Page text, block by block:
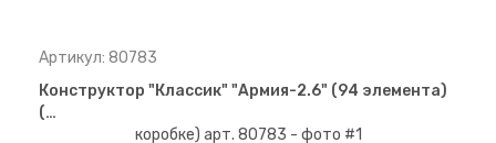
Артикул: 80783
Конструктор "Классик" "Армия-2.6" (94 элемента)
(…